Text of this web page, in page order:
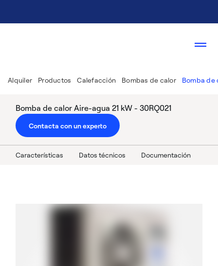
Alquiler Productos Calefacción Bombas de calor Bomba de
Bomba de calor Aire-agua 21 kW - 30RQ021
Contacta con un experto
Características Datos técnicos Documentación